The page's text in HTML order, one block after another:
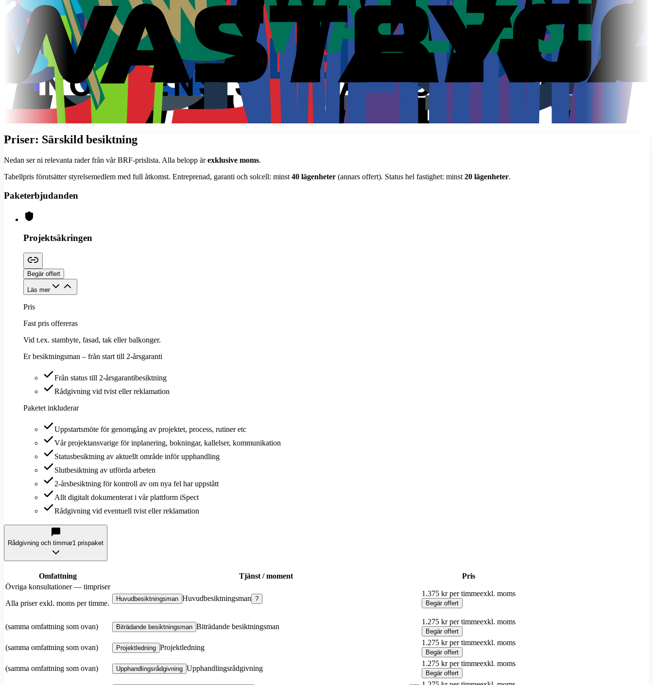
Priser: Särskild besiktning
Nedan ser ni relevanta rader från vår BRF-prislista. Alla belopp är exklusive moms.
Tabellpris förutsätter styrelsemedlem med full åtkomst. Entreprenad, garanti och solcell: minst 40 lägenheter (annars offert). Status hel fastighet: minst 20 lägenheter.
Paketerbjudanden
Projektsäkringen
Begär offert
Läs mer
Pris
Fast pris offereras
Vid t.ex. stambyte, fasad, tak eller balkonger.
Er besiktningsman – från start till 2-årsgaranti
Från status till 2-årsgarantibesiktning
Rådgivning vid tvist eller reklamation
Paketet inkluderar
Uppstartsmöte för genomgång av projektet, process, rutiner etc
Vår projektansvarige för inplanering, bokningar, kallelser, kommunikation
Statusbesiktning av aktuellt område inför upphandling
Slutbesiktning av utförda arbeten
2-årsbesiktning för kontroll av om nya fel har uppstått
Allt digitalt dokumenterat i vår plattform iSpect
Rådgivning vid eventuell tvist eller reklamation
Rådgivning och timmar1 prispaket
Omfattning Tjänst / moment
Pris
Övriga konsultationer — timpriser
Alla priser exkl. moms per timme.
Huvudbesiktningsman Huvudbesiktningsman ?
1.375 kr per timmeexkl. moms
Begär offert
(samma omfattning som ovan) Biträdande besiktningsman Biträdande besiktningsman
1.275 kr per timmeexkl. moms
Begär offert
(samma omfattning som ovan) Projektledning Projektledning
1.275 kr per timmeexkl. moms
Begär offert
(samma omfattning som ovan) Upphandlingsrådgivning Upphandlingsrådgivning
1.275 kr per timmeexkl. moms
Begär offert